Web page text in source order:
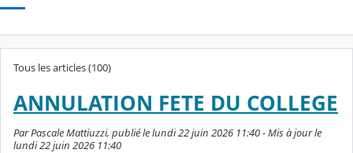
Tous les articles (100)
ANNULATION FETE DU COLLEGE
Par Pascale Mattiuzzi, publié le lundi 22 juin 2026 11:40 - Mis à jour le
lundi 22 juin 2026 11:40